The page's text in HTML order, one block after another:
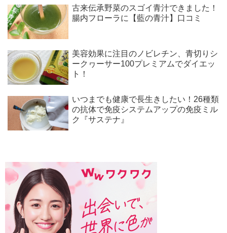
古来伝承野菜のスゴイ青汁できました！
腸内フローラに【藍の青汁】口コミ
美容効果に注目のノビレチン、青切りシ
ークヮーサー100プレミアムでダイエッ
ト！
いつまでも健康で長生きしたい！26種類
の抗体で免疫システムアップの免疫ミル
ク『サステナ』